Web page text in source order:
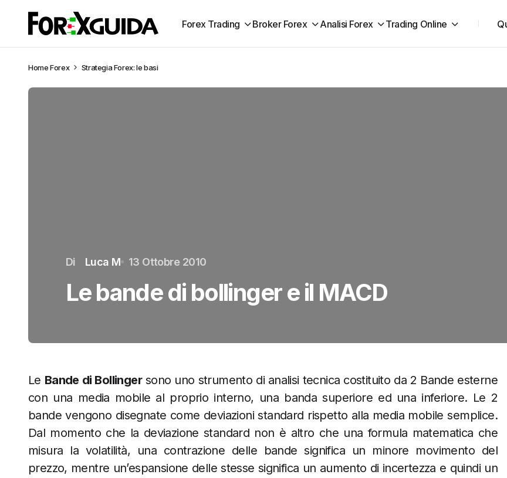
Forex Trading Broker Forex Analisi Forex Trading Online
HomeForex Strategia Forex: le basi
Di Luca M 13 Ottobre 2010
Le bande di bollinger e il MACD
Le Bande di Bollingersono uno strumento di analisi tecnica costituito da 2 Bande esterne
con una media mobile al proprio interno, una banda superiore ed una inferiore. Le 2
bande vengono disegnate come deviazioni standard rispetto alla media mobile semplice.
Dal momento che la deviazione standard non è altro che una formula matematica che
misura la volatilità, una contrazione delle bande significa un minore movimento del
prezzo, mentre un’espansione delle stesse significa un aumento di incertezza e quindi un